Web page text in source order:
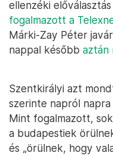
ellenzéki
fogalmazott a
Márki-Zay Péter
nappal később aztán
Szentkirályi azt
szerinte napról
Mint fogalmazott,
a budapestiek
és „örülnek, hogy